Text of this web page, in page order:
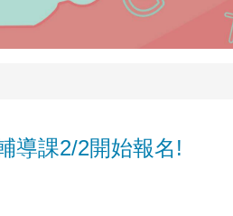
導課2/2開始報名!